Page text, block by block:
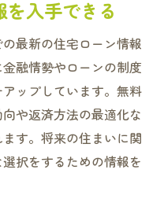
入手できる
最新の住宅ローン情報
融情勢やローンの制度
ップしています。無料
や返済方法の最適化な
す。将来の住まいに関
択をするための情報を